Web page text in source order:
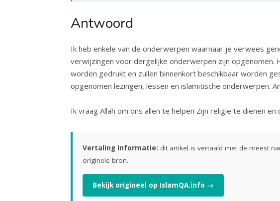
Antwoord
Ik heb enkele van de onderwerpen waarnaar je verwees
verwijzingen voor dergelijke onderwerpen zijn opgenomen.
worden gedrukt en zullen binnenkort beschikbaar worden
opgenomen lezingen, lessen en islamitische onderwerpen.
Ik vraag Allah om ons allen te helpen Zijn religie te dienen
Vertaling Informatie: dit artikel is vertaald met de meest
originele bron.
Bekijk origineel op IslamQA.info →